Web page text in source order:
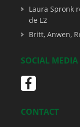
Laura Spronk
de L2
Britt, Anwen,
SOCIAL MEDIA
CONTACT